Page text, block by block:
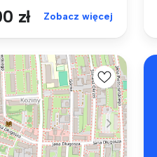
zł Zobacz więcej